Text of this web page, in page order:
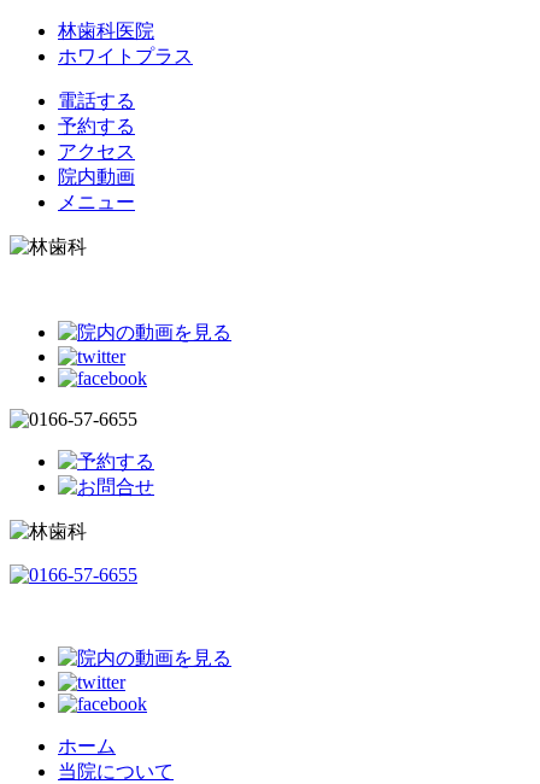
林歯科医院
ホワイトプラス
電話する
予約する
アクセス
院内動画
メニュー
ホーム
当院について